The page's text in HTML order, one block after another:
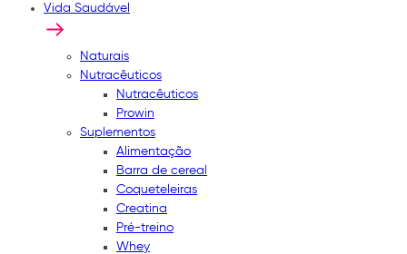
Vida Saudável
Naturais
Nutracêuticos
Nutracêuticos
Prowin
Suplementos
Alimentação
Barra de cereal
Coqueteleiras
Creatina
Pré-treino
Whey